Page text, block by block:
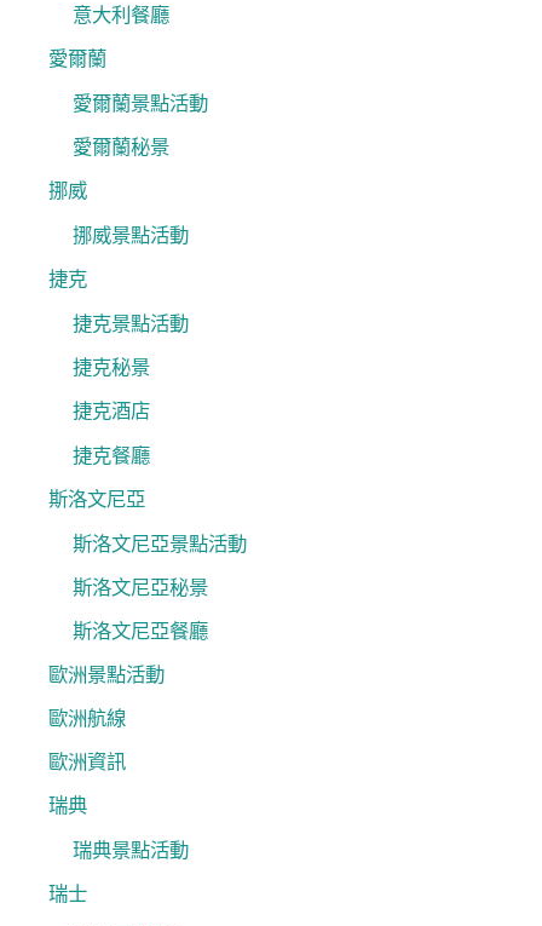
意大利餐廳
愛爾蘭
愛爾蘭景點活動
愛爾蘭秘景
挪威
挪威景點活動
捷克
捷克景點活動
捷克秘景
捷克酒店
捷克餐廳
斯洛文尼亞
斯洛文尼亞景點活動
斯洛文尼亞秘景
斯洛文尼亞餐廳
歐洲景點活動
歐洲航線
歐洲資訊
瑞典
瑞典景點活動
瑞士